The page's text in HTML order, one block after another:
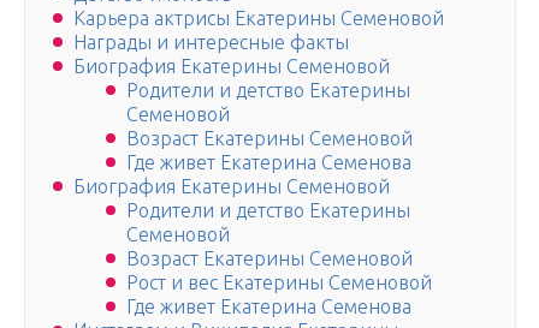
Карьера актрисы Екатерины Семеновой
Награды и интересные факты
Биография Екатерины Семеновой
Родители и детство Екатерины
Семеновой
Возраст Екатерины Семеновой
Где живет Екатерина Семенова
Биография Екатерины Семеновой
Родители и детство Екатерины
Семеновой
Возраст Екатерины Семеновой
Рост и вес Екатерины Семеновой
Где живет Екатерина Семенова